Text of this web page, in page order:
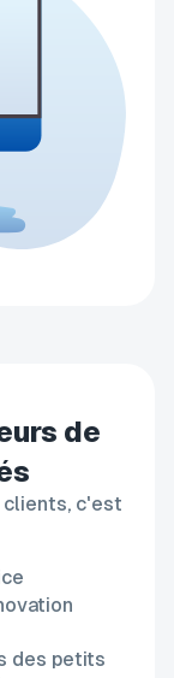
de
clients, c'est
des petits